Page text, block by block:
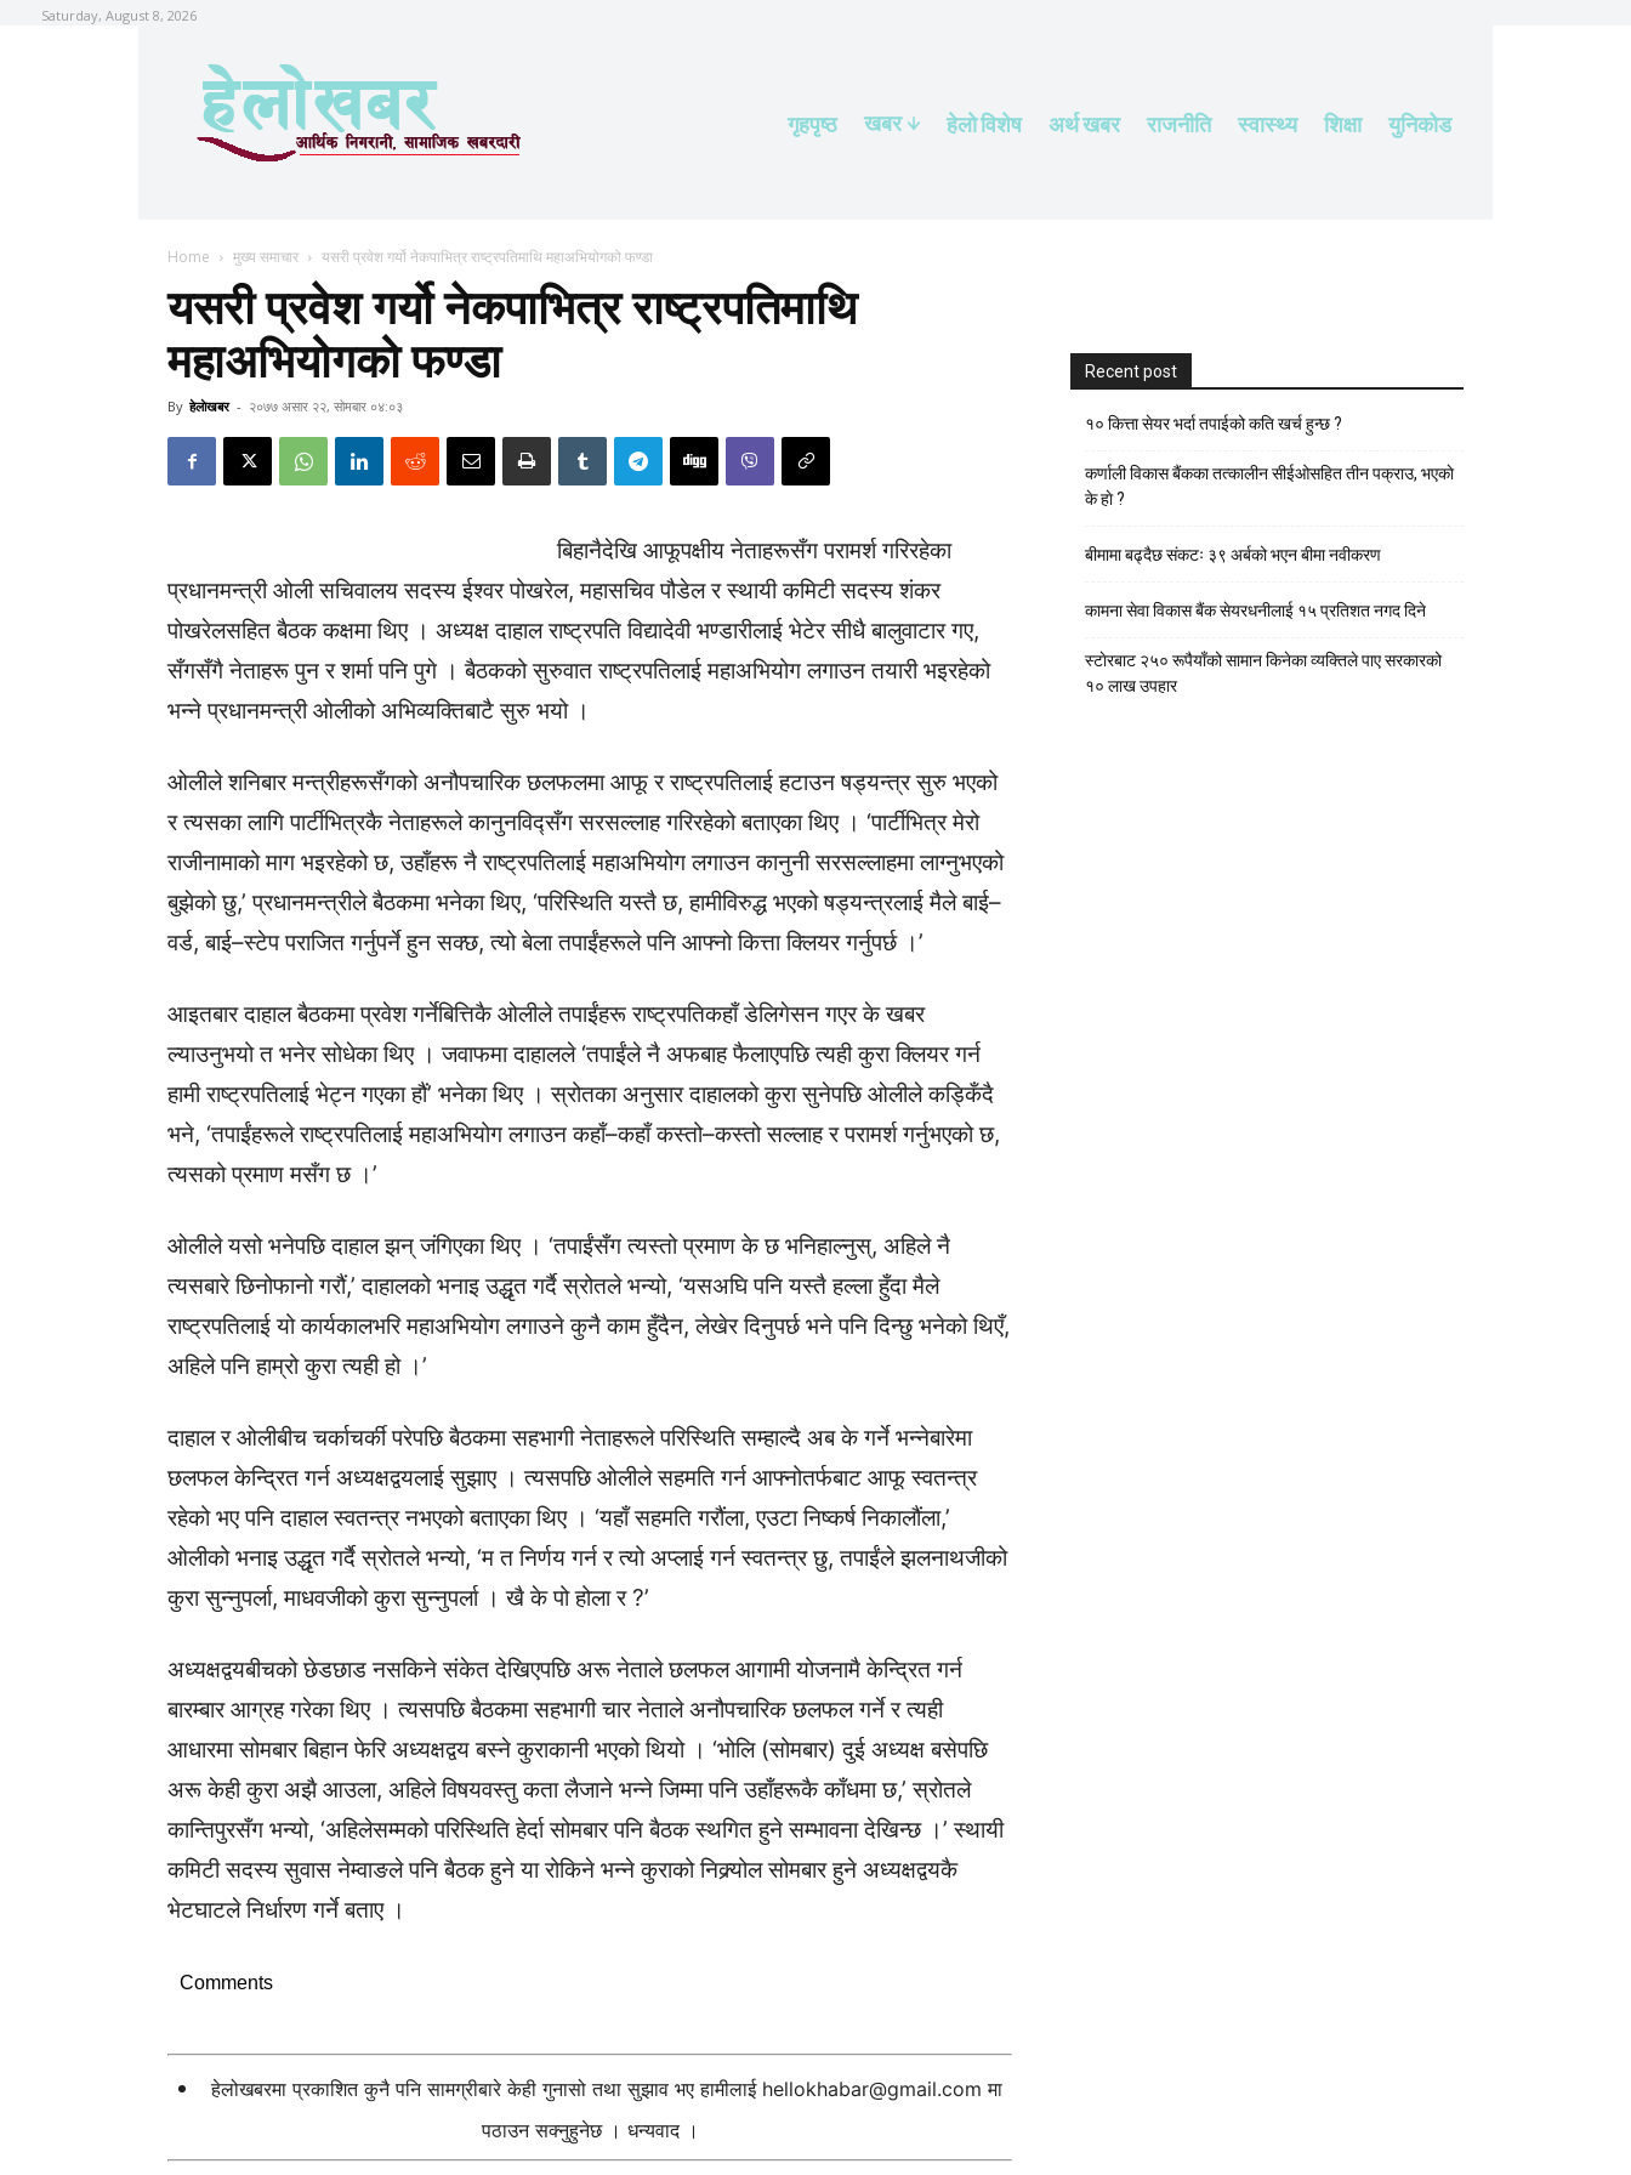
Saturday, August 8, 2026
गृहपृष्ठ खबर हेलाे विशेष अर्थ खबर राजनीति स्वास्थ्य शिक्षा युनिकोड
Home मुख्य समाचार यसरी प्रवेश गर्यो नेकपाभित्र राष्ट्रपतिमाथि महाअभियोगको फण्डा
यसरी प्रवेश गर्यो नेकपाभित्र राष्ट्रपतिमाथि
महाअभियोगको फण्डा
By हेलाेखबर - २०७७ असार २२, सोमबार ०४:०३
बिहानैदेखि आफूपक्षीय नेताहरूसँग परामर्श गरिरहेका
प्रधानमन्त्री ओली सचिवालय सदस्य ईश्वर पोखरेल, महासचिव पौडेल र स्थायी कमिटी सदस्य शंकर
पोखरेलसहित बैठक कक्षमा थिए । अध्यक्ष दाहाल राष्ट्रपति विद्यादेवी भण्डारीलाई भेटेर सीधै बालुवाटार गए,
सँगसँगै नेताहरू पुन र शर्मा पनि पुगे । बैठकको सुरुवात राष्ट्रपतिलाई महाअभियोग लगाउन तयारी भइरहेको
भन्ने प्रधानमन्त्री ओलीको अभिव्यक्तिबाटै सुरु भयो ।
ओलीले शनिबार मन्त्रीहरूसँगको अनौपचारिक छलफलमा आफू र राष्ट्रपतिलाई हटाउन षड्यन्त्र सुरु भएको
र त्यसका लागि पार्टीभित्रकै नेताहरूले कानुनविद्सँग सरसल्लाह गरिरहेको बताएका थिए । ‘पार्टीभित्र मेरो
राजीनामाको माग भइरहेको छ, उहाँहरू नै राष्ट्रपतिलाई महाअभियोग लगाउन कानुनी सरसल्लाहमा लाग्नुभएको
बुझेको छु,’ प्रधानमन्त्रीले बैठकमा भनेका थिए, ‘परिस्थिति यस्तै छ, हामीविरुद्ध भएको षड्यन्त्रलाई मैले बाई–
वर्ड, बाई–स्टेप पराजित गर्नुपर्ने हुन सक्छ, त्यो बेला तपाईंहरूले पनि आफ्नो कित्ता क्लियर गर्नुपर्छ ।’
आइतबार दाहाल बैठकमा प्रवेश गर्नेबित्तिकै ओलीले तपाईंहरू राष्ट्रपतिकहाँ डेलिगेसन गएर के खबर
ल्याउनुभयो त भनेर सोधेका थिए । जवाफमा दाहालले ‘तपाईंले नै अफबाह फैलाएपछि त्यही कुरा क्लियर गर्न
हामी राष्ट्रपतिलाई भेट्न गएका हौं’ भनेका थिए । स्रोतका अनुसार दाहालको कुरा सुनेपछि ओलीले कड्किँदै
भने, ‘तपाईंहरूले राष्ट्रपतिलाई महाअभियोग लगाउन कहाँ–कहाँ कस्तो–कस्तो सल्लाह र परामर्श गर्नुभएको छ,
त्यसको प्रमाण मसँग छ ।’
ओलीले यसो भनेपछि दाहाल झन् जंगिएका थिए । ‘तपाईंसँग त्यस्तो प्रमाण के छ भनिहाल्नुस्, अहिले नै
त्यसबारे छिनोफानो गरौं,’ दाहालको भनाइ उद्धृत गर्दै स्रोतले भन्यो, ‘यसअघि पनि यस्तै हल्ला हुँदा मैले
राष्ट्रपतिलाई यो कार्यकालभरि महाअभियोग लगाउने कुनै काम हुँदैन, लेखेर दिनुपर्छ भने पनि दिन्छु भनेको थिएँ,
अहिले पनि हाम्रो कुरा त्यही हो ।’
दाहाल र ओलीबीच चर्काचर्की परेपछि बैठकमा सहभागी नेताहरूले परिस्थिति सम्हाल्दै अब के गर्ने भन्नेबारेमा
छलफल केन्द्रित गर्न अध्यक्षद्वयलाई सुझाए । त्यसपछि ओलीले सहमति गर्न आफ्नोतर्फबाट आफू स्वतन्त्र
रहेको भए पनि दाहाल स्वतन्त्र नभएको बताएका थिए । ‘यहाँ सहमति गरौंला, एउटा निष्कर्ष निकालौंला,’
ओलीको भनाइ उद्धृत गर्दै स्रोतले भन्यो, ‘म त निर्णय गर्न र त्यो अप्लाई गर्न स्वतन्त्र छु, तपाईंले झलनाथजीको
कुरा सुन्नुपर्ला, माधवजीको कुरा सुन्नुपर्ला । खै के पो होला र ?’
अध्यक्षद्वयबीचको छेडछाड नसकिने संकेत देखिएपछि अरू नेताले छलफल आगामी योजनामै केन्द्रित गर्न
बारम्बार आग्रह गरेका थिए । त्यसपछि बैठकमा सहभागी चार नेताले अनौपचारिक छलफल गर्ने र त्यही
आधारमा सोमबार बिहान फेरि अध्यक्षद्वय बस्ने कुराकानी भएको थियो । ‘भोलि (सोमबार) दुई अध्यक्ष बसेपछि
अरू केही कुरा अझै आउला, अहिले विषयवस्तु कता लैजाने भन्ने जिम्मा पनि उहाँहरूकै काँधमा छ,’ स्रोतले
कान्तिपुरसँग भन्यो, ‘अहिलेसम्मको परिस्थिति हेर्दा सोमबार पनि बैठक स्थगित हुने सम्भावना देखिन्छ ।’ स्थायी
कमिटी सदस्य सुवास नेम्वाङले पनि बैठक हुने या रोकिने भन्ने कुराको निक्र्योल सोमबार हुने अध्यक्षद्वयकै
भेटघाटले निर्धारण गर्ने बताए ।
Comments
हेलोखबरमा प्रकाशित कुनै पनि सामग्रीबारे केही गुनासो तथा सुझाव भए हामीलाई hellokhabar@gmail.com मा
पठाउन सक्नुहुनेछ । धन्यवाद ।
Recent post
१० कित्ता सेयर भर्दा तपाईको कति खर्च हुन्छ ?
कर्णाली विकास बैंकका तत्कालीन सीईओसहित तीन पक्राउ, भएकाे
के हाे ?
बीमामा बढ्दैछ संकटः ३९ अर्बको भएन बीमा नवीकरण
कामना सेवा विकास बैंक सेयरधनीलाई १५ प्रतिशत नगद दिने
स्टाेरबाट २५० रूपैयाँको सामान किनेका व्यक्तिले पाए सरकारको
१० लाख उपहार